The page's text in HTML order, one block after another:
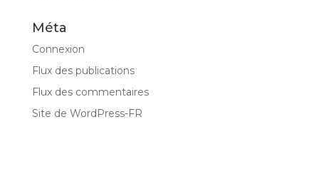
Méta
Connexion
Flux des publications
Flux des commentaires
Site de WordPress-FR